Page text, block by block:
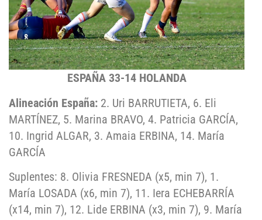
ESPAÑA 33-14 HOLANDA
Alineación España: 2. Uri BARRUTIETA, 6. Eli
MARTÍNEZ, 5. Marina BRAVO, 4. Patricia GARCÍA,
10. Ingrid ALGAR, 3. Amaia ERBINA, 14. María
GARCÍA
Suplentes: 8. Olivia FRESNEDA (x5, min 7), 1.
María LOSADA (x6, min 7), 11. Iera ECHEBARRÍA
(x14, min 7), 12. Lide ERBINA (x3, min 7), 9. María